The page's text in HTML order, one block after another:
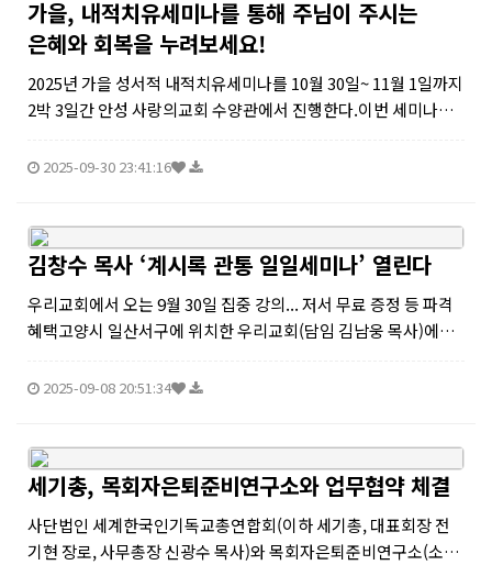
가을, 내적치유세미나를 통해 주님이 주시는
은혜와 회복을 누려보세요!
2025년 가을 성서적 내적치유세미나를 10월 30일~ 11월 1일까지
2박 3일간 안성 사랑의교회 수양관에서 진행한다.이번 세미나는
참가자들이 내면의 상처를 직면하고, 하나님의 말씀 안에서 진정
2025-09-30 23:41:16
김창수 목사 ‘계시록 관통 일일세미나’ 열린다
우리교회에서 오는 9월 30일 집중 강의... 저서 무료 증정 등 파격
혜택고양시 일산서구에 위치한 우리교회(담임 김남웅 목사)에서
일세미나’를 개최한다.이번 세미나는 은혜로교회 교육기관 ‘알지
2025-09-08 20:51:34
세기총, 목회자은퇴준비연구소와 업무협약 체결
사단법인 세계한국인기독교총연합회(이하 세기총, 대표회장 전
기현 장로, 사무총장 신광수 목사)와 목회자은퇴준비연구소(소장